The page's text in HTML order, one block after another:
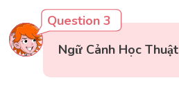
Question 3
Ngữ Cảnh Học Thuật